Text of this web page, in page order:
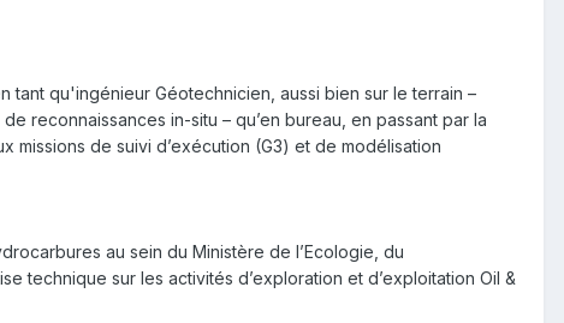
tant qu'ingénieur Géotechnicien, aussi bien sur le terrain –
reconnaissances in-situ – qu’en bureau, en passant par la
missions de suivi d’exécution (G3) et de modélisation
au sein du Ministère de l’Ecologie, du
technique sur les activités d’exploration et d’exploitation Oil &